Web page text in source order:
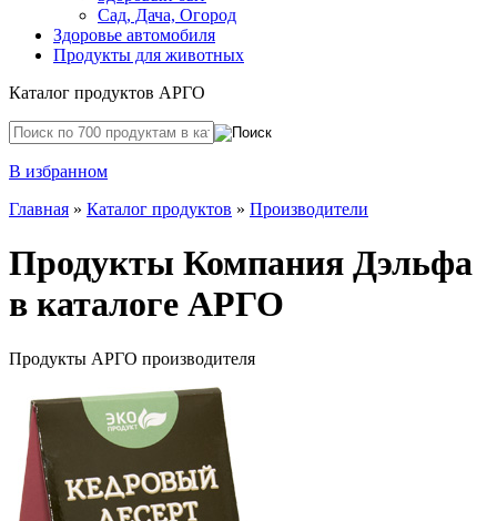
Сад, Дача, Огород
Здоровье автомобиля
Продукты для животных
Каталог продуктов АРГО
В избранном
Главная » Каталог продуктов » Производители
Продукты Компания Дэльфа
в каталоге АРГО
Продукты АРГО производителя